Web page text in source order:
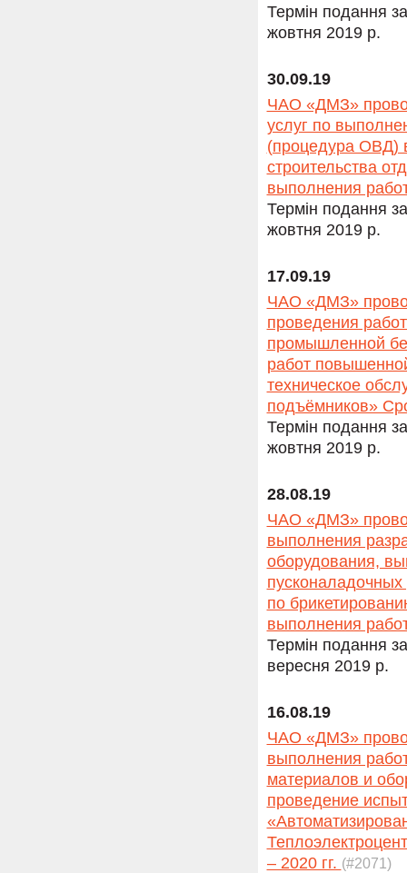
Термін подання
жовтня 2019 р.
30.09.19
ЧАО «ДМЗ»
услуг по
(процедура ОВД)
строительства
выполнения
Термін подання
жовтня 2019 р.
17.09.19
ЧАО «ДМЗ»
проведения
промышленной
работ
техническое
подъёмников»
Термін подання
жовтня 2019 р.
28.08.19
ЧАО «ДМЗ»
выполнения
оборудования,
пусконаладочных
по
выполнения
Термін подання
вересня 2019 р.
16.08.19
ЧАО «ДМЗ»
выполнения
материалов и
проведение
– 2020 гг. (#2071)